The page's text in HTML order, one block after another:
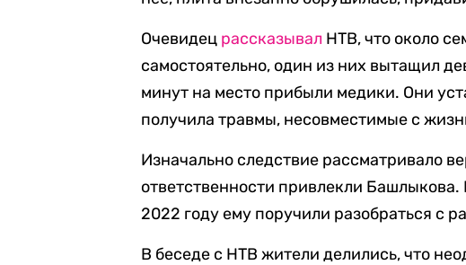
Очевидец рассказывал НТВ, что около
самостоятельно, один из них вытащил
минут на место прибыли медики. Они
получила травмы, несовместимые с
Изначально следствие рассматривало
ответственности привлекли
2022 году ему поручили разобраться с
В беседе с НТВ жители делились, что